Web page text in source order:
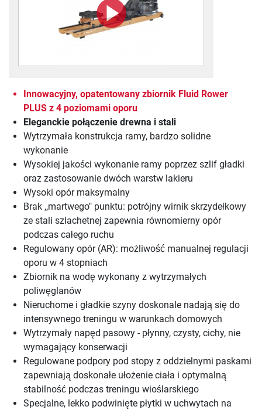
Innowacyjny, opatentowany zbiornik Fluid Rower
PLUS z 4 poziomami oporu
Eleganckie połączenie drewna i stali
Wytrzymała konstrukcja ramy, bardzo solidne
wykonanie
Wysokiej jakości wykonanie ramy poprzez szlif gładki
oraz zastosowanie dwóch warstw lakieru
Wysoki opór maksymalny
Brak ,,martwego" punktu: potrójny wirnik skrzydełkowy
ze stali szlachetnej zapewnia równomierny opór
podczas całego ruchu
Regulowany opór (AR): możliwość manualnej regulacji
oporu w 4 stopniach
Zbiornik na wodę wykonany z wytrzymałych
poliwęglanów
Nieruchome i gładkie szyny doskonale nadają się do
intensywnego treningu w warunkach domowych
Wytrzymały napęd pasowy - płynny, czysty, cichy, nie
wymagający konserwacji
Regulowane podpory pod stopy z oddzielnymi paskami
zapewniają doskonałe ułożenie ciała i optymalną
stabilność podczas treningu wioślarskiego
Specjalne, lekko podwinięte płytki w uchwytach na